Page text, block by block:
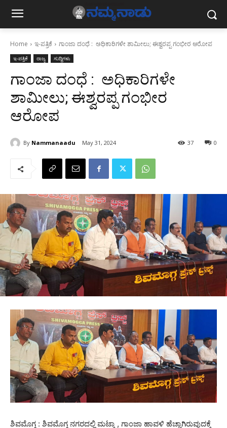
Home ಇ-ಪತ್ರಿಕೆ ಗಾಂಜಾ ದಂಧೆ : ಅಧಿಕಾರಿಗಳೇ ಶಾಮೀಲು;‌ ಈಶ್ವರಪ್ಪ ಗಂಭೀರ ಆರೋಪ
ಇ-ಪತ್ರಿಕೆ ರಾಜ್ಯ ಸುದ್ದಿಗಳು
ಗಾಂಜಾ ದಂಧೆ : ಅಧಿಕಾರಿಗಳೇ
ಶಾಮೀಲು;‌ ಈಶ್ವರಪ್ಪ ಗಂಭೀರ
ಆರೋಪ
By Nammanaadu May 31, 2024 0
37
ಶಿವಮೊಗ್ಗ : ಶಿವಮೊಗ್ಗ ನಗರದಲ್ಲಿ ಮಟ್ಕಾ , ಗಾಂಜಾ ಹಾವಳಿ ಹೆಚ್ಚಾಗಿರುವುದಕ್ಕೆ